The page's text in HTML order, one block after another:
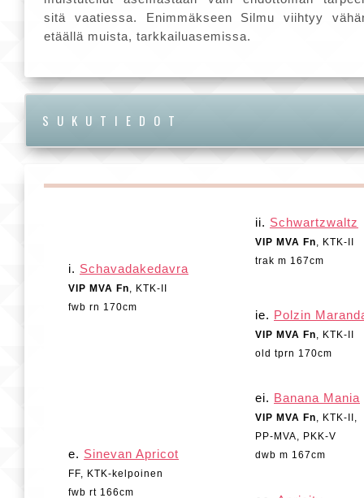
sitä vaatiessa. Enimmäkseen Silmu viihtyy
etäällä muista, tarkkailuasemissa.
SUKUTIEDOT
i. Schavadakedavra
VIP MVA Fn, KTK-II
fwb rn 170cm
ii. Schwartzwaltz
VIP MVA Fn, KTK-II
trak m 167cm
ie. Polzin
VIP MVA Fn, KTK-II
old tprn 170cm
e. Sinevan Apricot
FF, KTK-kelpoinen
fwb rt 166cm
ei. Banana Mania
VIP MVA Fn, KTK-II,
PP-MVA, PKK-V
dwb m 167cm